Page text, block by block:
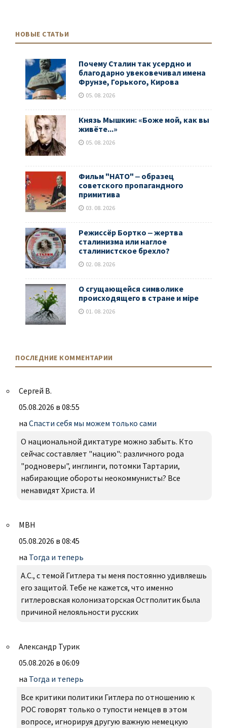
НОВЫЕ СТАТЬИ
Почему Сталин так усердно и
благодарно увековечивал имена
Фрунзе, Горького, Кирова
05. 08. 2026
Князь Мышкин: «Боже мой, как вы
живёте...»
05. 08. 2026
Фильм "НАТО" ‒ образец
советского пропагандного
примитива
03. 08. 2026
Режиссёр Бортко ‒ жертва
сталинизма или наглое
сталинистское брехло?
02. 08. 2026
О сгущающейся символике
происходящего в стране и мiре
01. 08. 2026
ПОСЛЕДНИЕ КОММЕНТАРИИ
Сергей В.
05.08.2026 в 08:55
на Спасти себя мы можем только сами
О национальной диктатуре можно забыть. Кто
сейчас составляет "нацию": различного рода
"родноверы", инглинги, потомки Тартарии,
набирающие обороты неокоммунисты? Все
ненавидят Христа. И
МВН
05.08.2026 в 08:45
на Тогда и теперь
А.С., с темой Гитлера ты меня постоянно удивляешь
его защитой. Тебе не кажется, что именно
гитлеровская колонизаторская Остполитик была
причиной нелояльности русских
Александр Турик
05.08.2026 в 06:09
на Тогда и теперь
Все критики политики Гитлера по отношению к
РОС говорят только о тупости немцев в этом
вопросе, игнорируя другую важную немецкую